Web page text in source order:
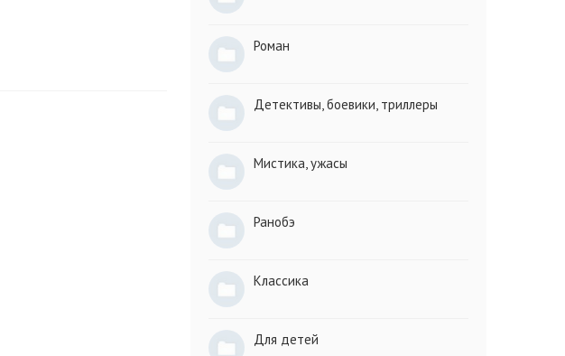
Роман
Детективы, боевики, триллеры
Мистика, ужасы
Ранобэ
Классика
Для детей